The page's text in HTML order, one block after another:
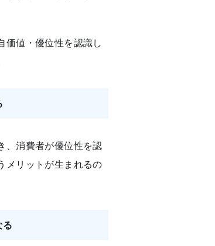
価値・優位性を認識し
、消費者が優位性を認
メリットが生まれるの